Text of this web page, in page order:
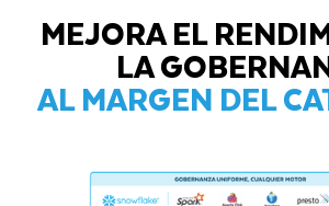
MEJORA EL
LA
AL MARGEN DEL